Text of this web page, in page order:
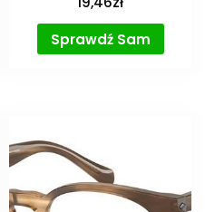
Sprawdź Sam